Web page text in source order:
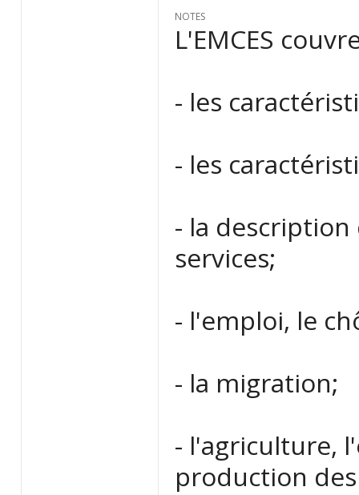
NOTES
L'EMCES
- les
- les
- la
services;
- l'emploi, le
- la migration;
- l'agriculture,
production